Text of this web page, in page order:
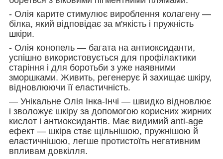
- Олія карите стимулює вироблення колагену —
білка, який відповідає за м'якість і пружність
шкіри.
- Олія конопель — багата на антиоксиданти,
успішно використовується для профілактики
старіння і для боротьби з уже наявними
зморшками. Живить, регенерує й захищає шкіру,
відновлюючи її еластичність.
— Унікальне Олія Інка-Інчі — швидко відновлює
і зволожує шкіру за допомогою корисних жирних
кислот і антиоксидантів. Має видимий anti-age
ефект — шкіра стає щільнішою, пружнішою й
еластичнішою, легше протистоїть негативним
впливам довкілля.